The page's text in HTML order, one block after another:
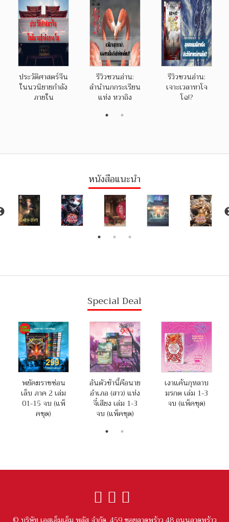
ประวัติศาสตร์จีน
ในนวนิยายกำลัง
ภายใน
รีวิวชวนอ่าน:
ลำนำนกกระเรียน
แห่ง หวาถิง
รีวิวชวนอ่าน:
เจาะเวลาหาโจ
โฉ!?
หนังสือแนะนำ
Special Deal
พยัคฆราชซ่อน
เล็บ ภาค 2 เล่ม
01-15 จบ (แพ็
คชุด)
อันตัวข้านี้คือนาย
อำเภอ (สาว) แห่ง
จี๋เสียง เล่ม 1-3
จบ (แพ็คชุด)
เงาแค้นกุหลาบ
มรกต เล่ม 1-3
จบ (แพ็คชุด)